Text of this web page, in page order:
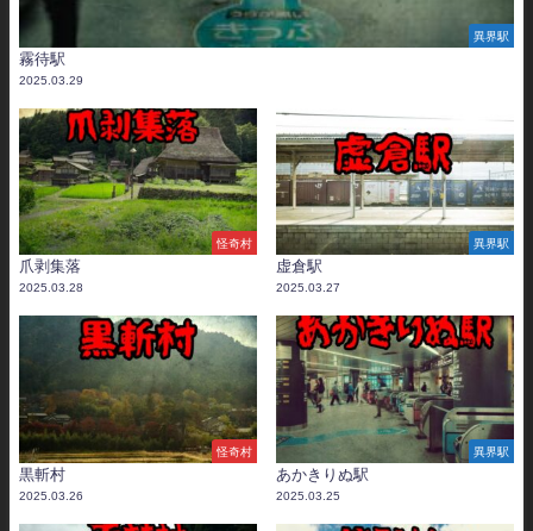
異界駅
霧待駅
2025.03.29
怪奇村
爪剥集落
2025.03.28
異界駅
虚倉駅
2025.03.27
怪奇村
黒斬村
2025.03.26
異界駅
あかきりぬ駅
2025.03.25